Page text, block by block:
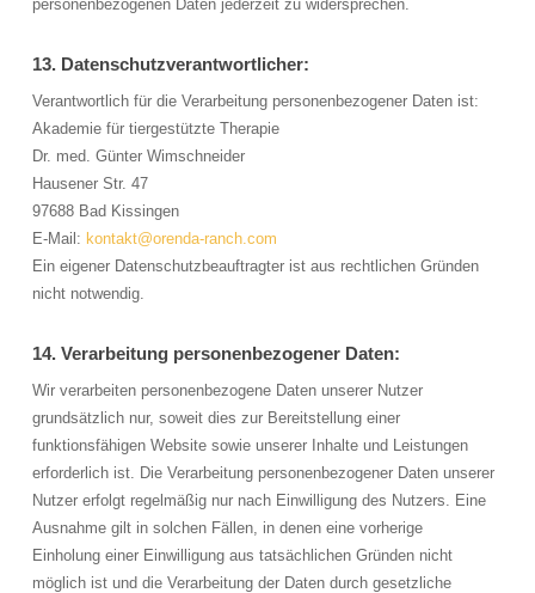
personenbezogenen Daten jederzeit zu widersprechen.
13. Datenschutzverantwortlicher:
Verantwortlich für die Verarbeitung personenbezogener Daten ist:
Akademie für tiergestützte Therapie
Dr. med. Günter Wimschneider
Hausener Str. 47
97688 Bad Kissingen
E-Mail: kontakt@orenda-ranch.com
Ein eigener Datenschutzbeauftragter ist aus rechtlichen Gründen
nicht notwendig.
14. Verarbeitung personenbezogener Daten:
Wir verarbeiten personenbezogene Daten unserer Nutzer
grundsätzlich nur, soweit dies zur Bereitstellung einer
funktionsfähigen Website sowie unserer Inhalte und Leistungen
erforderlich ist. Die Verarbeitung personenbezogener Daten unserer
Nutzer erfolgt regelmäßig nur nach Einwilligung des Nutzers. Eine
Ausnahme gilt in solchen Fällen, in denen eine vorherige
Einholung einer Einwilligung aus tatsächlichen Gründen nicht
möglich ist und die Verarbeitung der Daten durch gesetzliche